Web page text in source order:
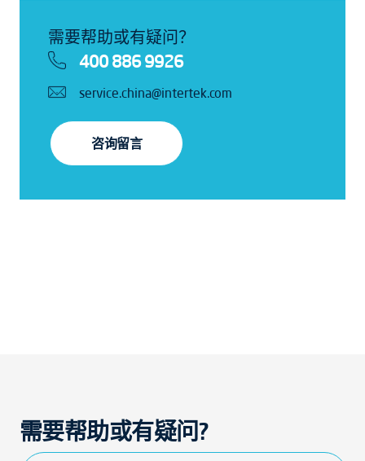
需要帮助或有疑问？
400 886 9926
service.china@intertek.com
咨询留言
需要帮助或有疑问?